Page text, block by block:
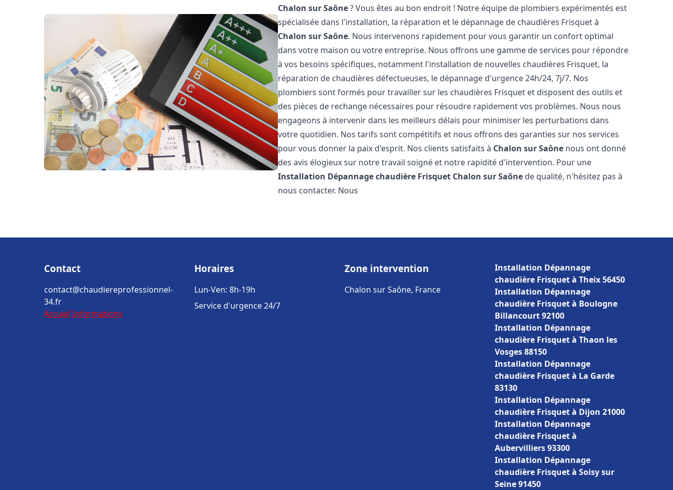
Chalon sur Saône? Vous êtes au bon endroit ! Notre équipe de plombiers expérimentés est
spécialisée dans l'installation, la réparation et le dépannage de chaudières Frisquet à
Chalon sur Saône. Nous intervenons rapidement pour vous garantir un confort optimal
dans votre maison ou votre entreprise. Nous offrons une gamme de services pour répondre
à vos besoins spécifiques, notamment l'installation de nouvelles chaudières Frisquet, la
réparation de chaudières défectueuses, le dépannage d'urgence 24h/24, 7j/7. Nos
plombiers sont formés pour travailler sur les chaudières Frisquet et disposent des outils et
des pièces de rechange nécessaires pour résoudre rapidement vos problèmes. Nous nous
engageons à intervenir dans les meilleurs délais pour minimiser les perturbations dans
votre quotidien. Nos tarifs sont compétitifs et nous offrons des garanties sur nos services
pour vous donner la paix d'esprit. Nos clients satisfaits à Chalon sur Saône nous ont donné
des avis élogieux sur notre travail soigné et notre rapidité d'intervention. Pour une
Installation Dépannage chaudière Frisquet Chalon sur Saône de qualité, n'hésitez pas à
nous contacter. Nous
Contact
contact@chaudiereprofessionnel-
34.fr
Accueil Informations
Horaires
Lun-Ven: 8h-19h
Service d'urgence 24/7
Zone intervention
Chalon sur Saône, France
Installation Dépannage
chaudière Frisquet à Theix 56450
Installation Dépannage
chaudière Frisquet à Boulogne
Billancourt 92100
Installation Dépannage
chaudière Frisquet à Thaon les
Vosges 88150
Installation Dépannage
chaudière Frisquet à La Garde
83130
Installation Dépannage
chaudière Frisquet à Dijon 21000
Installation Dépannage
chaudière Frisquet à
Aubervilliers 93300
Installation Dépannage
chaudière Frisquet à Soisy sur
Seine 91450